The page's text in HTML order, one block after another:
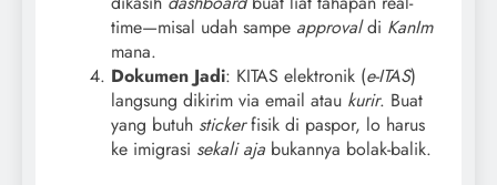
time—misal udah sampe approvaldi KanIm
mana.
Dokumen Jadi: KITAS elektronik (e-ITAS)
langsung dikirim via email atau kurir. Buat
yang butuh stickerfisik di paspor, lo harus
ke imigrasi sekali aja bukannya bolak-balik.